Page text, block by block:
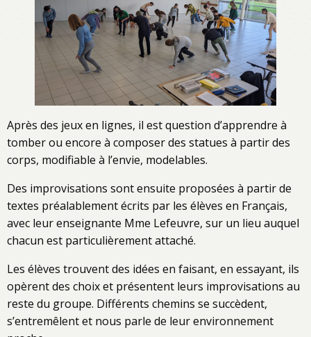
Après des jeux en lignes, il est question d’apprendre à
tomber ou encore à composer des statues à partir des
corps, modifiable à l’envie, modelables.
Des improvisations sont ensuite proposées à partir de
textes préalablement écrits par les élèves en Français,
avec leur enseignante Mme Lefeuvre, sur un lieu auquel
chacun est particulièrement attaché.
Les élèves trouvent des idées en faisant, en essayant, ils
opèrent des choix et présentent leurs improvisations au
reste du groupe. Différents chemins se succèdent,
s’entremêlent et nous parle de leur environnement